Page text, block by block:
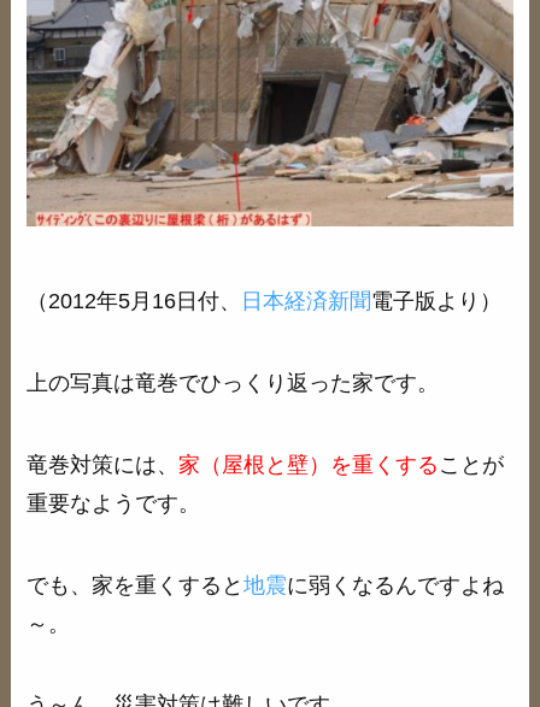
（2012年5月16日付、 日本経済新聞電子版より）
上の写真は竜巻でひっくり返った家です。
竜巻対策には、 家（屋根と壁）を重くする ことが
重要なようです。
でも、家を重くすると地震に弱くなるんですよね
～。